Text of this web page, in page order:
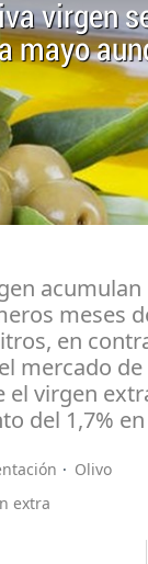
virgen
mayo
meses
en
mercado de
el virgen
del 1,7%
Olivo
extra